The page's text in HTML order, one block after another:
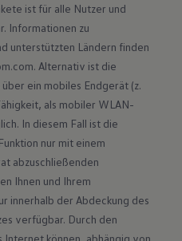
ist für alle Nutzer und
Informationen zu
unterstützten Ländern finden
. Alternativ ist die
ein mobiles Endgerät (z.
als mobiler WLAN-
In diesem Fall ist die
nur mit einem
abzuschließenden
Ihnen und Ihrem
innerhalb der Abdeckung des
verfügbar. Durch den
Internet können, abhängig von